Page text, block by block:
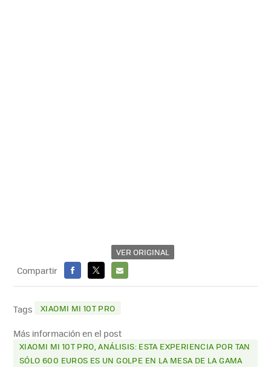
VER ORIGINAL
Compartir
FACEBOOK
X
E-
MAIL
Tags XIAOMI MI 10T PRO
Más información en el post
XIAOMI MI 10T PRO, ANÁLISIS: ESTA EXPERIENCIA POR TAN
SÓLO 600 EUROS ES UN GOLPE EN LA MESA DE LA GAMA